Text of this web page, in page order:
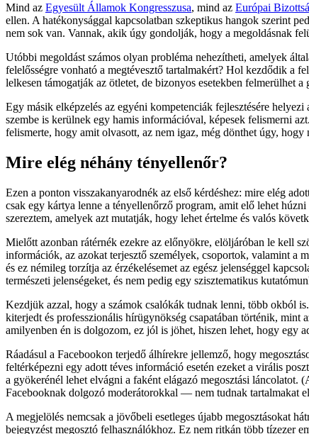
Mind az Egyesült Államok Kongresszusa, mind az Európai
ellen. A hatékonysággal kapcsolatban szkeptikus hangok szerint
nem sok van. Vannak, akik úgy gondolják, hogy a megoldásnak
Utóbbi megoldást számos olyan probléma nehezítheti, amelyek
felelősségre vonható a megtévesztő tartalmakért? Hol kezdődik a
lelkesen támogatják az ötletet, de bizonyos esetekben felmerülhet
Egy másik elképzelés az egyéni kompetenciák fejlesztésére
szembe is kerülnek egy hamis információval, képesek felismerni
felismerte, hogy amit olvasott, az nem igaz, még dönthet úgy, hogy
Mire elég néhány tényellenőr?
Ezen a ponton visszakanyarodnék az első kérdéshez: mire elég
csak egy kártya lenne a tényellenőrző program, amit elő lehet
szereztem, amelyek azt mutatják, hogy lehet értelme és valós
Mielőtt azonban rátérnék ezekre az előnyökre, elöljáróban le kell
információk, az azokat terjesztő személyek, csoportok, valamint a
és ez némileg torzítja az érzékelésemet az egész jelenséggel
természeti jelenségeket, és nem pedig egy szisztematikus
Kezdjük azzal, hogy a számok csalókák tudnak lenni, több okból
kiterjedt és professzionális hírügynökség csapatában történik,
amilyenben én is dolgozom, ez jól is jöhet, hiszen lehet, hogy egy
Ráadásul a Facebookon terjedő álhírekre jellemző, hogy
feltérképezni egy adott téves információ esetén ezeket a virális
a gyökerénél lehet elvágni a faként elágazó megosztási
Facebooknak dolgozó moderátorokkal — nem tudnak tartalmakat
A megjelölés nemcsak a jövőbeli esetleges újabb megosztásokat
bejegyzést megosztó felhasználókhoz. Ez nem ritkán több tízezer